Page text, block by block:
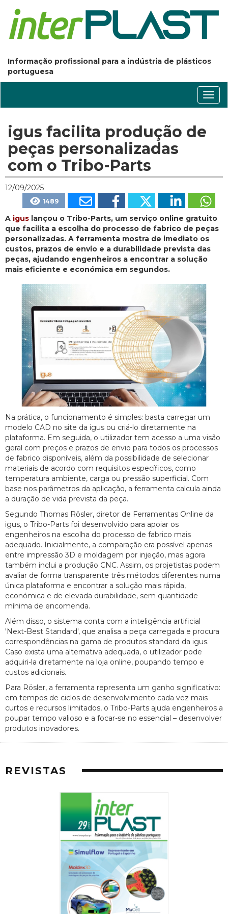
Informação profissional para a indústria de plásticos
portuguesa
igus facilita produção de
peças personalizadas
com o Tribo-Parts
12/09/2025
1489
A igus lançou o Tribo-Parts, um serviço online gratuito
que facilita a escolha do processo de fabrico de peças
personalizadas. A ferramenta mostra de imediato os
custos, prazos de envio e a durabilidade prevista das
peças, ajudando engenheiros a encontrar a solução
mais eficiente e económica em segundos.
Na prática, o funcionamento é simples: basta carregar um
modelo CAD no site da igus ou criá-lo diretamente na
plataforma. Em seguida, o utilizador tem acesso a uma visão
geral com preços e prazos de envio para todos os processos
de fabrico disponíveis, além da possibilidade de selecionar
materiais de acordo com requisitos específicos, como
temperatura ambiente, carga ou pressão superficial. Com
base nos parâmetros da aplicação, a ferramenta calcula ainda
a duração de vida prevista da peça.
Segundo Thomas Rösler, diretor de Ferramentas Online da
igus, o Tribo-Parts foi desenvolvido para apoiar os
engenheiros na escolha do processo de fabrico mais
adequado. Inicialmente, a comparação era possível apenas
entre impressão 3D e moldagem por injeção, mas agora
também inclui a produção CNC. Assim, os projetistas podem
avaliar de forma transparente três métodos diferentes numa
única plataforma e encontrar a solução mais rápida,
económica e de elevada durabilidade, sem quantidade
mínima de encomenda.
Além disso, o sistema conta com a inteligência artificial
'Next-Best Standard', que analisa a peça carregada e procura
correspondências na gama de produtos standard da igus.
Caso exista uma alternativa adequada, o utilizador pode
adquiri-la diretamente na loja online, poupando tempo e
custos adicionais.
Para Rösler, a ferramenta representa um ganho significativo:
em tempos de ciclos de desenvolvimento cada vez mais
curtos e recursos limitados, o Tribo-Parts ajuda engenheiros a
poupar tempo valioso e a focar-se no essencial – desenvolver
produtos inovadores.
REVISTAS